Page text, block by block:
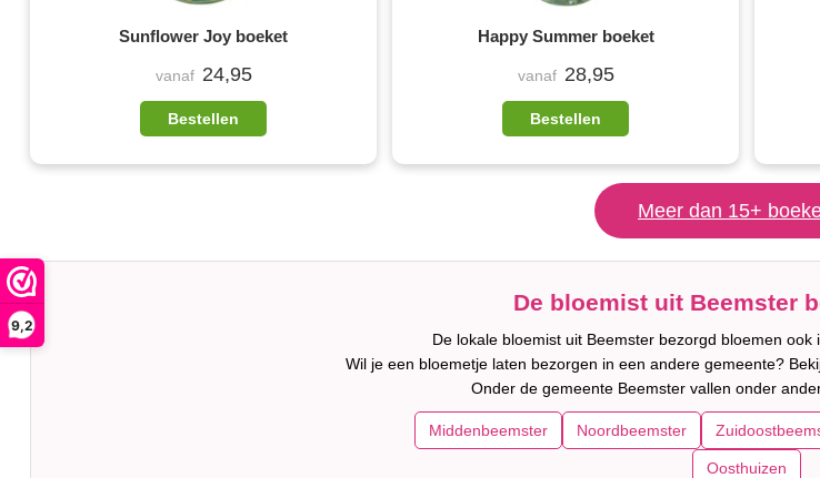
9,2
Sunflower Joy boeket
vanaf 24,95
Bestellen
Happy Summer boeket
vanaf 28,95
Bestellen
Meer dan 15+
De bloemist uit Beemster
De lokale bloemist uit Beemster bezorgd bloemen ook
Wil je een bloemetje laten bezorgen in een andere gemeente?
Onder de gemeente Beemster vallen onder
Middenbeemster Noordbeemster
Oosthuizen